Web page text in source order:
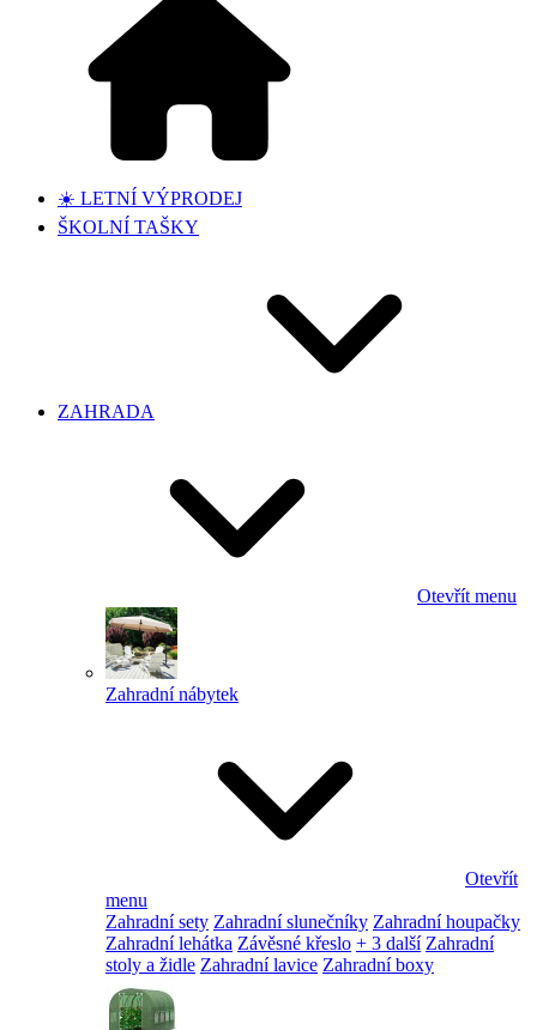
☀️ LETNÍ VÝPRODEJ
ŠKOLNÍ TAŠKY
ZAHRADA
Otevřít menu
Zahradní nábytek
Otevřít
menu
Zahradní sety Zahradní slunečníky Zahradní houpačky
Zahradní lehátka Závěsné křeslo + 3 další Zahradní
stoly a židle Zahradní lavice Zahradní boxy